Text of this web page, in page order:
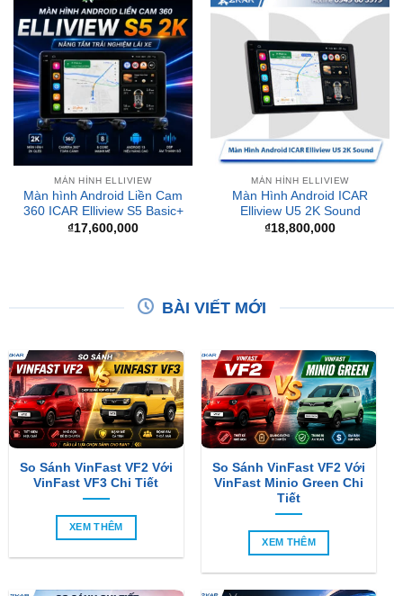
MÀN HÌNH ELLIVIEW
Màn hình Android Liền Cam
360 ICAR Elliview S5 Basic+
₫17,600,000
MÀN HÌNH ELLIVIEW
Màn Hình Android ICAR
Elliview U5 2K Sound
₫18,800,000
So Sánh VinFast VF2 Với
VinFast VF3 Chi Tiết
XEM THÊM
So Sánh VinFast VF2 Với
VinFast Minio Green Chi
Tiết
XEM THÊM